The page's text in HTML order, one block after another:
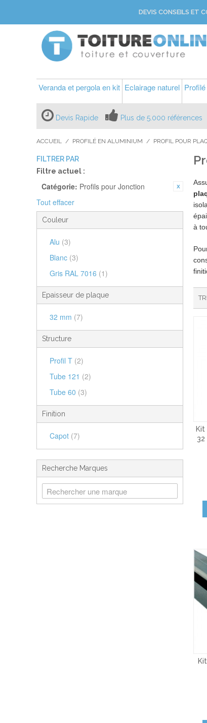
DEVIS CONSEILS ET
Veranda et pergola en kit Eclairage naturel
Devis Rapide Plus de 5.000 références
ACCUEIL / PROFILÉ EN ALUMINIUM / PROFIL POUR
à
FILTRER PAR
Filtre actuel :
Catégorie: Profils pour Jonction
Tout effacer
Couleur
Alu (3)
Blanc (3)
Gris RAL 7016 (1)
Epaisseur de plaque
32 mm (7)
Structure
Profil T (2)
Tube 121 (2)
Tube 60 (3)
Finition
Capot (7)
Recherche Marques